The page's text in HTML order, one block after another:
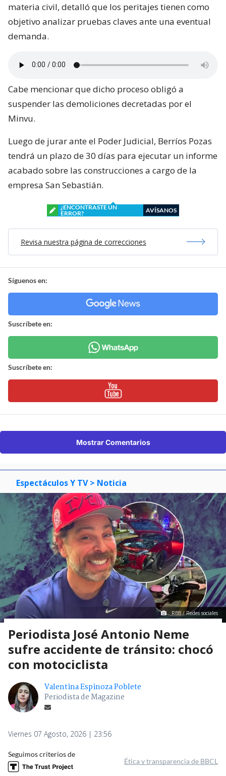
materia civil, detalló que los peritajes tienen como
objetivo analizar pruebas claves ante una eventual
demanda.
Cabe mencionar que dicho proceso obligó a
suspender las demoliciones decretadas por el
Minvu.
Luego de jurar ante el Poder Judicial, Berríos Pozas
tendrá un plazo de 30 días para ejecutar un informe
acabado sobre las construcciones a cargo de la
empresa San Sebastián.
¿ENCONTRASTE UN
ERROR?
AVÍSANOS
Revisa nuestra página de correcciones
Síguenos en:
Suscríbete en:
Suscríbete en:
Mostrar Comentarios
Espectáculos Y TV > Noticia
RBB / Redes sociales
Periodista José Antonio Neme
sufre accidente de tránsito: chocó
con motociclista
Valentina Espinoza Poblete
Periodista de Magazine
Viernes 07 Agosto, 2026 | 23:56
Seguimos criterios de
Ética y transparencia de BBCL